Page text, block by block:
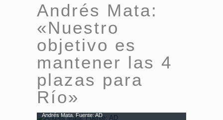
Andrés Mata:
«Nuestro
objetivo es
mantener las 4
plazas para
Río»
Andrés Mata. Fuente: AD